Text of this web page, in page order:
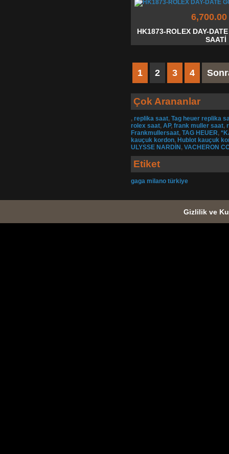
HK1873-ROLEX DAY-
SAATİ
1 2 3 4
Çok Arananlar
, replika saat, Tag heuer replika
rolex saat, AP, frank muller saat,
Frankmullersaat, TAG HEUER,
kauçuk kordon, Hublot kauçuk
ULYSSE NARDİN , VACHERON
Etiket
gaga milano türkiye
Gizlilik ve